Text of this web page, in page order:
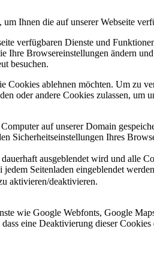
Ihnen die auf unserer Webseite
verfügbaren Dienste und
Ihre Browsereinstellungen ändern
besuchen.
Cookies ablehnen möchten. Um zu
oder andere Cookies zulassen,
auf unserer Domain
Sicherheitseinstellungen Ihres
ausgeblendet wird und alle
Seitenladen eingeblendet
aktivieren/deaktivieren.
wie Google Webfonts, Google
eine Deaktivierung dieser